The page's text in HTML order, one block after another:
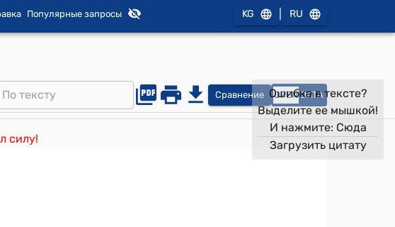
Популярные запросы KG RU
Сравнение OPEN DATA
силу!
Ошибка в тексте?
Выделите ее мышкой!
И нажмите: Сюда
Загрузить цитату